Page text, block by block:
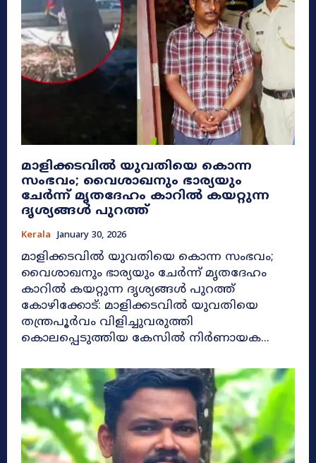
മാളിക്കടവിൽ യുവതിയെ കൊന്ന
സംഭവം; വൈശാഖനും ഭാര്യയും
ചേർന്ന് മൃതദേഹം കാറിൽ കയറ്റുന്ന
ദൃശ്യങ്ങൾ പുറത്ത്
Kerala January 30, 2026
മാളിക്കടവിൽ യുവതിയെ കൊന്ന സംഭവം;
വൈശാഖനും ഭാര്യയും ചേർന്ന് മൃതദേഹം
കാറിൽ കയറ്റുന്ന ദൃശ്യങ്ങൾ പുറത്ത്
കോഴിക്കോട്: മാളിക്കടവിൽ യുവതിയെ
തന്ത്രപൂർവം വിളിച്ചുവരുത്തി
കൊലപ്പെടുത്തിയ കേസിൽ നിർണായക...